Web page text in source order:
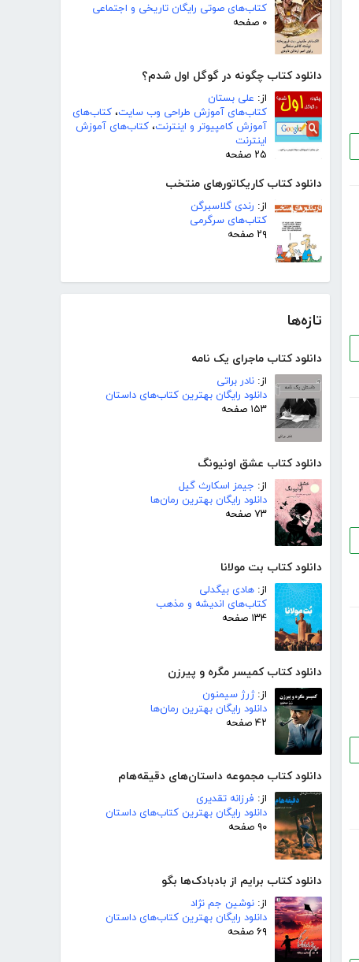
کتاب‌های صوتی رایگان تاریخی و اجتماعی
۰ صفحه
دانلود کتاب چگونه در گوگل اول شدم؟
از: علی بستان
کتاب‌های آموزش طراحی وب سایت، کتاب‌های
آموزش کامپیوتر و اینترنت، کتاب‌های آموزش
اینترنت
۲۵ صفحه
دانلود کتاب کاریکاتورهای منتخب
از: رندی گلاسبرگن
کتاب‌های سرگرمی
۲۹ صفحه
تازه‌ها
دانلود کتاب ماجرای یک نامه
از: نادر براتی
دانلود رایگان بهترین کتاب‌های داستان
۱۵۳ صفحه
دانلود کتاب عشق اونیونگ
از: جیمز اسکارث گیل
دانلود رایگان بهترین رمان‌ها
۷۳ صفحه
دانلود کتاب بت مولانا
از: هادی بیگدلی
کتاب‌های اندیشه و مذهب
۱۳۴ صفحه
دانلود کتاب کمیسر مگره و پیرزن
از:ژرژ سیمنون
دانلود رایگان بهترین رمان‌ها
۴۲ صفحه
دانلود کتاب مجموعه داستان‌های دقیقه‌هام
از: فرزانه تقدیری
دانلود رایگان بهترین کتاب‌های داستان
۹۰ صفحه
دانلود کتاب برایم از بادبادک‌ها بگو
از: نوشین جم نژاد
دانلود رایگان بهترین کتاب‌های داستان
۶۹ صفحه